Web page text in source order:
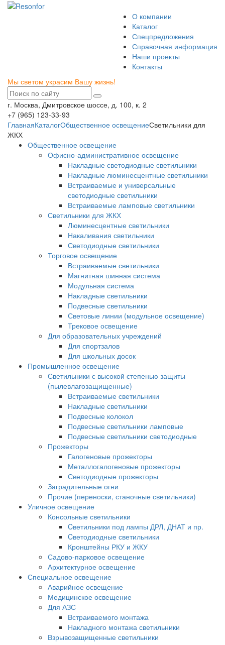
О компании
Каталог
Спецпредложения
Справочная информация
Наши проекты
Контакты
Мы светом украсим Вашу жизнь!
г. Москва, Дмитровское шоссе, д. 100, к. 2
+7 (965) 123-33-93
ГлавнаяКаталогОбщественное освещениеСветильники для
ЖКХ
Общественное освещение
Офисно-административное освещение
Накладные светодиодные светильники
Накладные люминесцентные светильники
Встраиваемые и универсальные
светодиодные светильники
Встраиваемые ламповые светильники
Светильники для ЖКХ
Люминесцентные светильники
Накаливания светильники
Светодиодные светильники
Торговое освещение
Встраиваемые светильники
Магнитная шинная система
Модульная система
Накладные светильники
Подвесные светильники
Световые линии (модульное освещение)
Трековое освещение
Для образовательных учреждений
Для спортзалов
Для школьных досок
Промышленное освещение
Светильники с высокой степенью защиты
(пылевлагозащищенные)
Встраиваемые светильники
Накладные светильники
Подвесные колокол
Подвесные светильники ламповые
Подвесные светильники светодиодные
Прожекторы
Галогеновые прожекторы
Металлогалогеновые прожекторы
Светодиодные прожекторы
Заградительные огни
Прочие (переноски, станочные светильники)
Уличное освещение
Консольные светильники
Cветильники под лампы ДРЛ, ДНАТ и пр.
Cветодиодные светильники
Кронштейны РКУ и ЖКУ
Садово-парковое освещение
Архитектурное освещение
Специальное освещение
Аварийное освещение
Медицинское освещение
Для АЗС
Встраиваемого монтажа
Накладного монтажа светильники
Взрывозащищенные светильники